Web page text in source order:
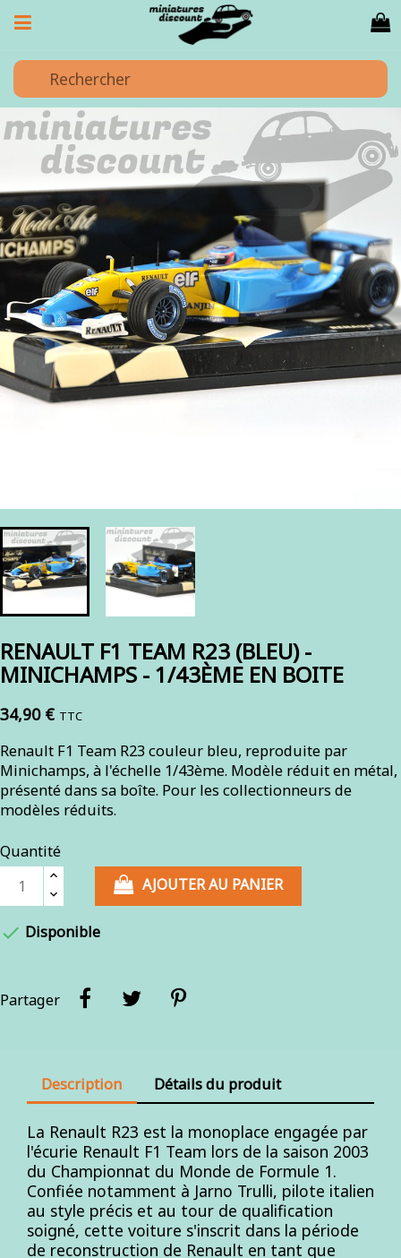
RENAULT F1 TEAM R23 (BLEU) -
MINICHAMPS - 1/43ÈME EN BOITE
34,90 € TTC
Renault F1 Team R23 couleur bleu, reproduite par
Minichamps, à l'échelle 1/43ème. Modèle réduit en métal,
présenté dans sa boîte. Pour les collectionneurs de
modèles réduits.
Quantité
AJOUTER AU PANIER
 Disponible
Partager
Description Détails du produit
La Renault R23 est la monoplace engagée par
l'écurie Renault F1 Team lors de la saison 2003
du Championnat du Monde de Formule 1.
Confiée notamment à Jarno Trulli, pilote italien
au style précis et au tour de qualification
soigné, cette voiture s'inscrit dans la période
de reconstruction de Renault en tant que